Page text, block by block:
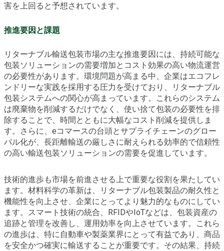
害を上回ると予想されています。
推進要因と課題
リターナブル輸送包装市場の主な推進要因には、持続可能な
包装ソリューションの需要増加とコスト効果の高い物流運営
の必要性があります。環境問題が高まる中、企業はエコフレ
ンドリーな実践を採用する圧力を受けており、リターナブル
包装システムへの関心が高まっています。これらのシステム
は廃棄物を削減するだけでなく、使い捨て包装の必要性を排
除することで、時間とともに大幅なコスト削減を提供しま
す。さらに、eコマースの台頭とサプライチェーンのグロー
バル化が、長距離輸送の厳しさに耐えられる効率的で信頼性
の高い輸送包装ソリューションの需要を促進しています。
技術的進歩も市場を前進させる上で重要な役割を果たしてい
ます。材料科学の革新は、リターナブル包装製品の耐久性と
機能性を向上させ、企業にとってより魅力的なものにしてい
ます。スマート技術の統合、RFIDやIoTなどは、包装資産の
追跡と管理を改善し、運用効率を向上させています。これら
の進歩は、特に自動車や製薬業界にとって有益であり、商品
を安全かつ確実に輸送することが重要です。その結果、持続